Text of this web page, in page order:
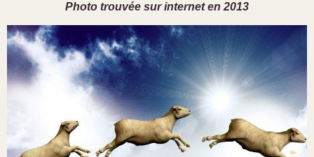
Photo trouvée sur internet en 2013